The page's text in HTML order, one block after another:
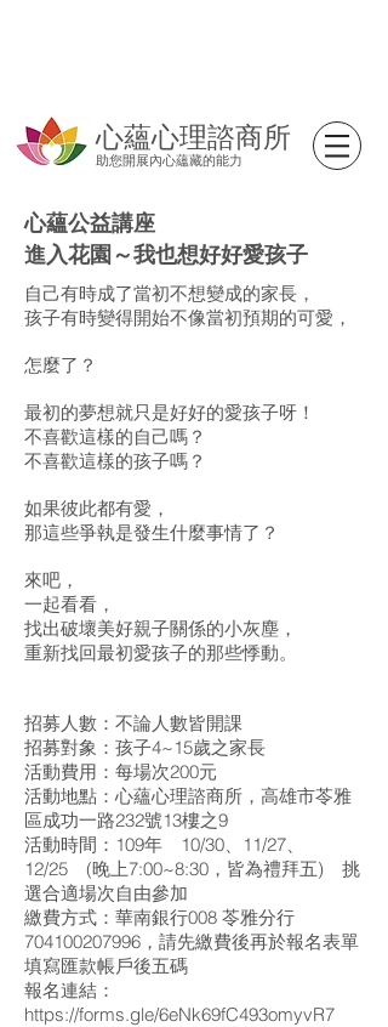
心蘊心理諮商所
助您開展內心蘊藏的能力
心蘊公益講座
進入花園～我也想好好愛孩子
自己有時成了當初不想變成的家長，
孩子有時變得開始不像當初預期的可愛，
怎麼了？
最初的夢想就只是好好的愛孩子呀！
不喜歡這樣的自己嗎？
不喜歡這樣的孩子嗎？
如果彼此都有愛，
那這些爭執是發生什麼事情了？
來吧，
一起看看，
找出破壞美好親子關係的小灰塵，
重新找回最初愛孩子的那些悸動。
招募人數：不論人數皆開課
招募對象：孩子4~15歲之家長
活動費用：每場次200元
活動地點：心蘊心理諮商所，高雄市苓雅
區成功一路232號13樓之9
活動時間：109年 10/30、11/27、
12/25 (晚上7:00~8:30，皆為禮拜五) 挑
選合適場次自由參加
繳費方式：華南銀行008 苓雅分行
704100207996，請先繳費後再於報名表單
填寫匯款帳戶後五碼
報名連結：
https://forms.gle/6eNk69fC493omyvR7